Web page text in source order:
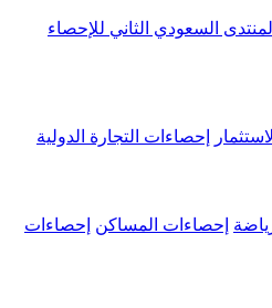
المنتدى السعودي الثاني للإحصاء
إحصاءات التجارة الدولية
إحصاءات المساكن إحصاءات